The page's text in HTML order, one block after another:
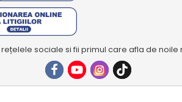
sociale si fii primul care afla de noile